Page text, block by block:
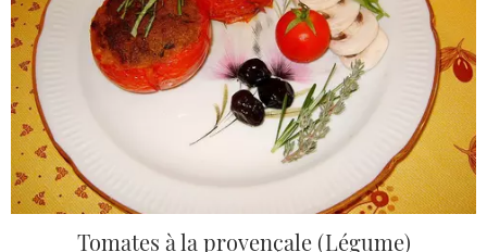
Tomates à la provençale (Légume)